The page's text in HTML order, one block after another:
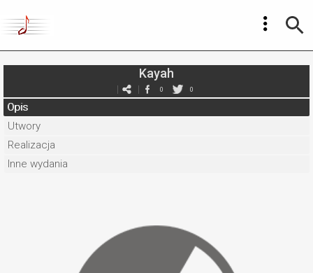
Kayah
0 0
Opis
Utwory
Realizacja
Inne wydania